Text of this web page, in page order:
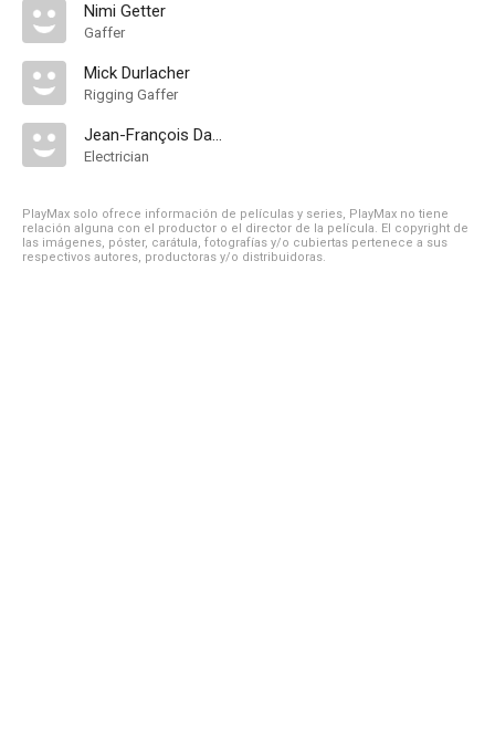
Nimi Getter
Gaffer
Mick Durlacher
Rigging Gaffer
Jean-François Daviaud
Electrician
PlayMax solo ofrece información de películas y series, PlayMax no tiene
relación alguna con el productor o el director de la película. El copyright de
las imágenes, póster, carátula, fotografías y/o cubiertas pertenece a sus
respectivos autores, productoras y/o distribuidoras.